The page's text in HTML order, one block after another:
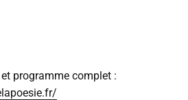
programme complet :